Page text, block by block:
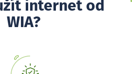
internet od
WIA?